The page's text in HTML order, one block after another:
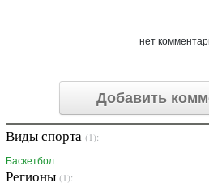
нет
Добавить
Виды спорта (1):
Баскетбол
Регионы (1):